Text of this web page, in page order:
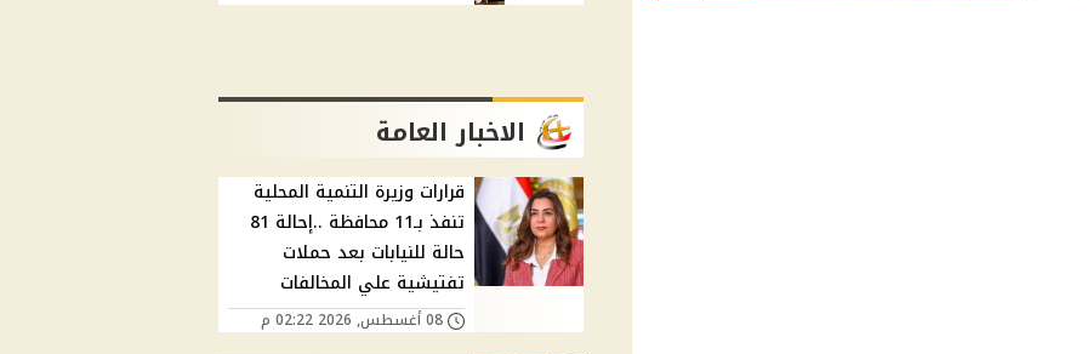
الاخبار العامة
قرارات وزيرة التنمية المحلية
تنفذ بـ11 محافظة ..إحالة 81
حالة للنيابات بعد حملات
تفتيشية علي المخالفات
08 أغسطس, 2026 02:22 م